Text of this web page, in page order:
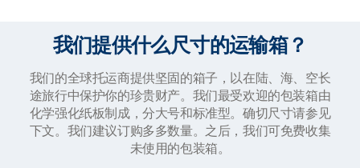
我们提供什么尺寸的运输箱？
我们的全球托运商提供坚固的箱子，以在陆、海、空长
途旅行中保护你的珍贵财产。我们最受欢迎的包装箱由
化学强化纸板制成，分大号和标准型。确切尺寸请参见
下文。我们建议订购多多数量。之后，我们可免费收集
未使用的包装箱。